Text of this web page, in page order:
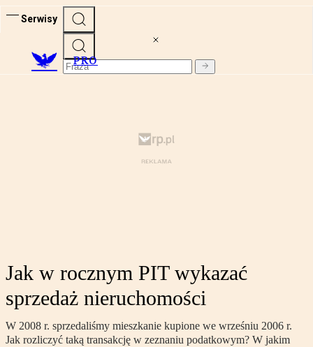
Serwisy
PRO
Jak w rocznym PIT wykazać
sprzedaż nieruchomości
W 2008 r. sprzedaliśmy mieszkanie kupione we wrześniu 2006 r.
Jak rozliczyć taką transakcję w zeznaniu podatkowym? W jakim